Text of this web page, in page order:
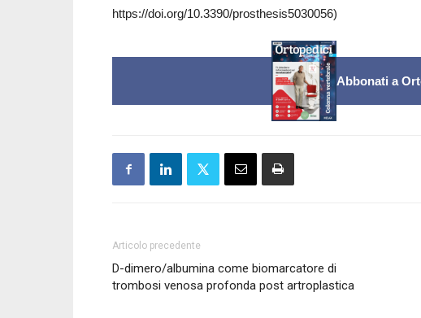
https://doi.org/10.3390/prosthesis5030056)
Abbonati a
Articolo precedente
D-dimero/albumina come biomarcatore di
trombosi venosa profonda post artroplastica